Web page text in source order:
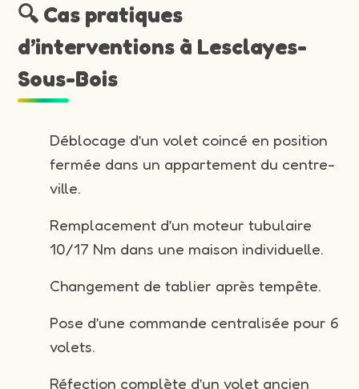
🔍 Cas pratiques
d’interventions à Lesclayes-
Sous-Bois
Déblocage d’un volet coincé en position
fermée dans un appartement du centre-
ville.
Remplacement d’un moteur tubulaire
10/17 Nm dans une maison individuelle.
Changement de tablier après tempête.
Pose d’une commande centralisée pour 6
volets.
Réfection complète d’un volet ancien